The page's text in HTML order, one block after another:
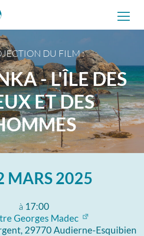
DU FILM :
- L'ÎLE DES
ET DES
MARS 2025
à 17:00
Georges Madec
29770 Audierne-Esquibien